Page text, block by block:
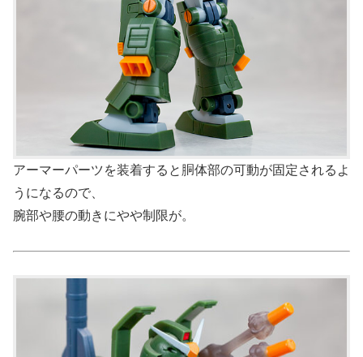
アーマーパーツを装着すると胴体部の可動が固定されるよ
うになるので、
腕部や腰の動きにやや制限が。